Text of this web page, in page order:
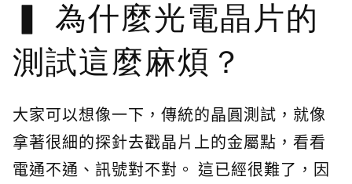
為什麼光電晶片的
測試這麼麻煩？
大家可以想像一下，傳統的晶圓測試，就像
拿著很細的探針去戳晶片上的金屬點，看看
電通不通、訊號對不對。 這已經很難了，因